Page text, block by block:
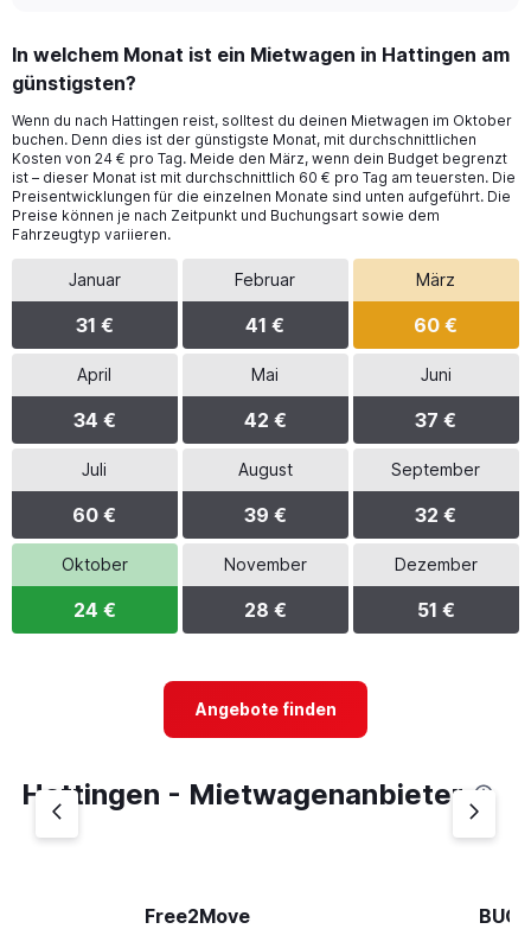
In welchem Monat ist ein Mietwagen in Hattingen am
günstigsten?
Wenn du nach Hattingen reist, solltest du deinen Mietwagen im Oktober
buchen. Denn dies ist der günstigste Monat, mit durchschnittlichen
Kosten von 24 € pro Tag. Meide den März, wenn dein Budget begrenzt
ist – dieser Monat ist mit durchschnittlich 60 € pro Tag am teuersten. Die
Preisentwicklungen für die einzelnen Monate sind unten aufgeführt. Die
Preise können je nach Zeitpunkt und Buchungsart sowie dem
Fahrzeugtyp variieren.
Januar
31 €
Februar
41 €
März
60 €
April
34 €
Mai
42 €
Juni
37 €
Juli
60 €
August
39 €
September
32 €
Oktober
24 €
November
28 €
Dezember
51 €
Angebote finden
Hattingen - Mietwagenanbieter
Free2Move